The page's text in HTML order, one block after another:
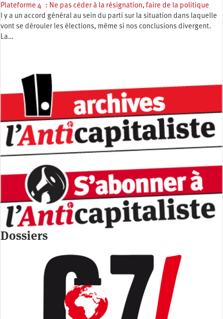
Plateforme 4 : Ne pas céder à la résignation, faire de la politique
l y a un accord général au sein du parti sur la situation dans laquelle
vont se dérouler les élections, même si nos conclusions divergent.
La…
Dossiers